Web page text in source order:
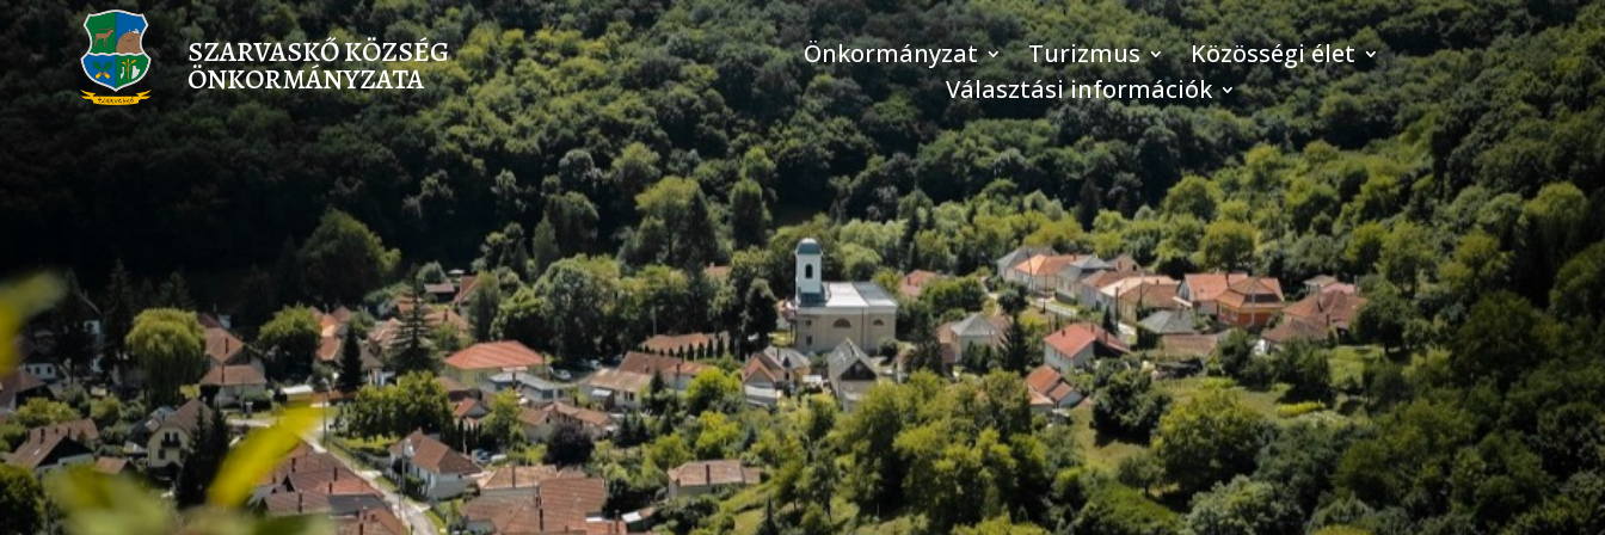
SZARVASKŐ KÖZSÉG
ÖNKORMÁNYZATA
Önkormányzat Turizmus
Közösségi élet
Választási információk